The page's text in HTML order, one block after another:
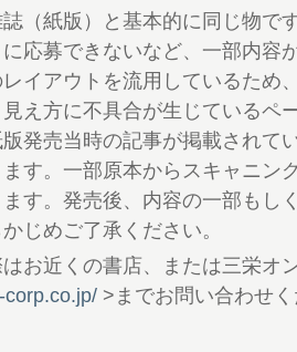
ロがやっているエイムポ
イムポイントレッスン
FW＆UT打ちこなしテク
った距離を外さない！ア
チ シニア世代のためのゴ
告知
イバー“カチャカチャ”マ
キングダム
（紙版）と基本的に同じ物で
応募できないなど、一部内容
イアウトを流用しているため
え方に不具合が生じているペ
発売当時の記事が掲載されて
す。一部原本からスキャニン
す。発売後、内容の一部もし
じめご了承ください。
お近くの書店、または三栄オ
corp.co.jp/ >までお問い合わせ